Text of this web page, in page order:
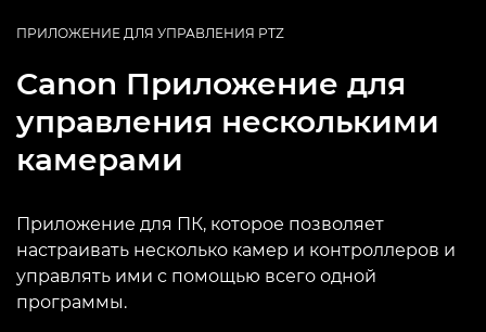
ПРИЛОЖЕНИЕ ДЛЯ УПРАВЛЕНИЯ PTZ
Canon Приложение для
управления несколькими
камерами
Приложение для ПК, которое позволяет
настраивать несколько камер и контроллеров и
управлять ими с помощью всего одной
программы.